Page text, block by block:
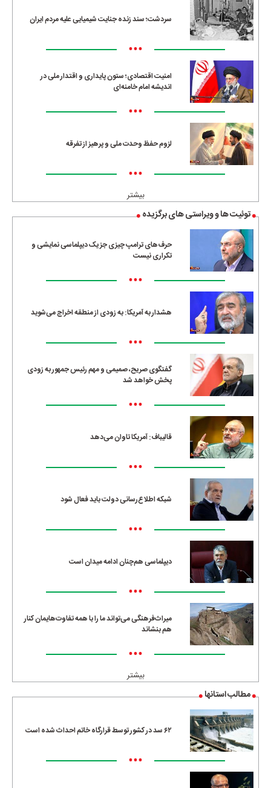
سردشت؛ سند زنده جنایت شیمیایی علیه مردم ایران
•••
امنیت اقتصادی؛ ستون پایداری و اقتدار ملی در
اندیشه امام خامنه‌ای
•••
لزوم حفظ وحدت ملی و پرهیز از تفرقه
•••
بیشتر
توئیت ها و ویراستی های برگزیده
حرف‌های ترامپ چیزی جز یک دیپلماسی نمایشی و
تکراری نیست
•••
هشدار به آمریکا: به زودی از منطقه اخراج می‌شوید
•••
گفتگوی صریح، صمیمی و مهم رئیس جمهور به زودی
پخش خواهد شد
•••
قالیباف: آمریکا تاوان می‌دهد
•••
شبکه اطلاع‌رسانی دولت باید فعال شود
•••
دیپلماسی هم‌چنان ادامه میدان است
•••
میراث‌فرهنگی می‌تواند ما را با همه تفاوت‌هایمان کنار
هم بنشاند
•••
بیشتر
مطالب استانها
۶۲ سد در کشور توسط قرارگاه خاتم احداث شده است
•••